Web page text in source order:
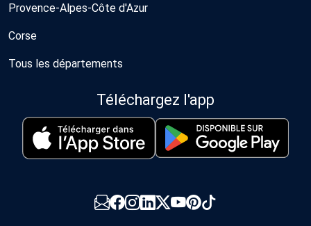
Provence-Alpes-Côte d'Azur
Corse
Tous les départements
Téléchargez l'app